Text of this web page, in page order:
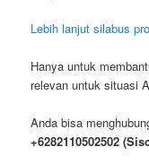
Lebih lanjut silabus
Hanya untuk
relevan untuk situasi
Anda bisa
+6282110502502